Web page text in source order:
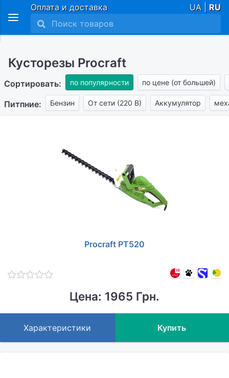
Оплата и доставка UA | RU
Кусторезы Procraft
Сортировать: по популярности по цене (от большей)
Питпние: Бензин От сети (220 В) Аккумулятор
Procraft PT520
Цена: 1965 Грн.
Характеристики Купить